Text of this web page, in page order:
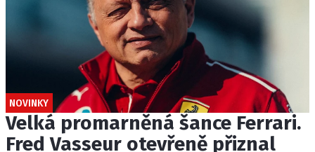
NOVINKY
Velká promarněná šance Ferrari.
Fred Vasseur otevřeně přiznal